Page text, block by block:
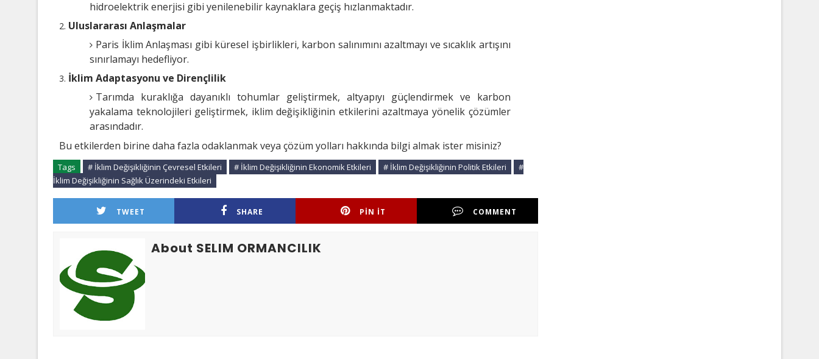
hidroelektrik enerjisi gibi yenilenebilir kaynaklara geçiş hızlanmaktadır.
Uluslararası Anlaşmalar
Paris İklim Anlaşması gibi küresel işbirlikleri, karbon salınımını azaltmayı ve sıcaklık artışını
sınırlamayı hedefliyor.
İklim Adaptasyonu ve Dirençlilik
Tarımda kuraklığa dayanıklı tohumlar geliştirmek, altyapıyı güçlendirmek ve karbon
yakalama teknolojileri geliştirmek, iklim değişikliğinin etkilerini azaltmaya yönelik çözümler
arasındadır.
Bu etkilerden birine daha fazla odaklanmak veya çözüm yolları hakkında bilgi almak ister misiniz?
Tags # İklim Değişikliğinin Çevresel Etkileri # İklim Değişikliğinin Ekonomik Etkileri # İklim Değişikliğinin Politik Etkileri
#
İklim Değişikliğinin Sağlık Üzerindeki Etkileri
TWEET SHARE PIN IT COMMENT
About SELIM ORMANCILIK